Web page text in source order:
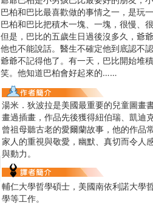
巴柏和巴比最喜歡做的事情之一，是玩
巴柏和巴比把積木一塊、一塊，很慢、
但是，巴比的五歲生日過後沒多久，爺
他也不能說話。醫生不確定他到底認不
爺爺不記得他了。有一天，巴比開始堆
笑。他知道巴柏會好起來的……
湯米．狄波拉是美國最重要的兒童圖畫
畫過插畫，作品先後獲得紐伯瑞、凱迪
曾祖母聽古老的愛爾蘭故事，他的作品
家人的重視與敬愛，幽默、真切而令人
與動力。
輔仁大學哲學碩士，美國南依利諾大學
學等工作。